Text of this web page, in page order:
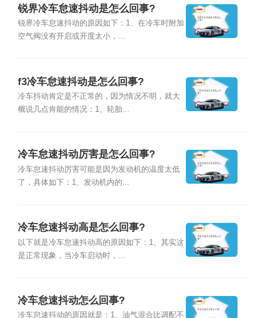
锐界冷车怠速抖动是怎么回事?
锐界冷车怠速抖动的原因如下：1、在冷车时附加
空气阀没有开启或开度太小，...
f3冷车怠速抖动是怎么回事?
冷车抖动肯定是不正常的，因为情况不明，就大
概说几点肯能的情况：1、轮胎...
冷车怠速抖动厉害是怎么回事?
冷车怠速抖动厉害可能是因为发动机的温度太低
了，具体如下：1、发动机内的...
冷车怠速抖动高是怎么回事?
以下就是冷车怠速抖动高的原因如下：1、其实这
是正常现象，当冷车启动时，...
冷车怠速抖动怎么回事?
冷车怠速抖动的原因就是：1、油气混合比调配不